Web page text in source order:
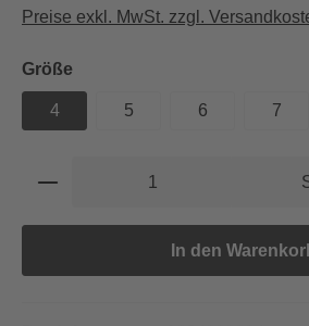
Preise exkl. MwSt. zzgl.
Größe
4 5 6 7
Produkt Anzahl: Gib den
In den